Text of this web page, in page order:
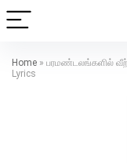
Home » பரமண்டலங்களில்‌
Lyrics